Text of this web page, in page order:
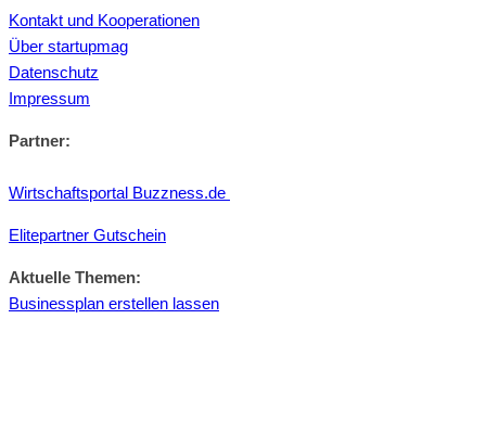
Kontakt und Kooperationen
Über startupmag
Datenschutz
Impressum
Partner:
Wirtschaftsportal Buzzness.de
Elitepartner Gutschein
Aktuelle Themen:
Businessplan erstellen lassen